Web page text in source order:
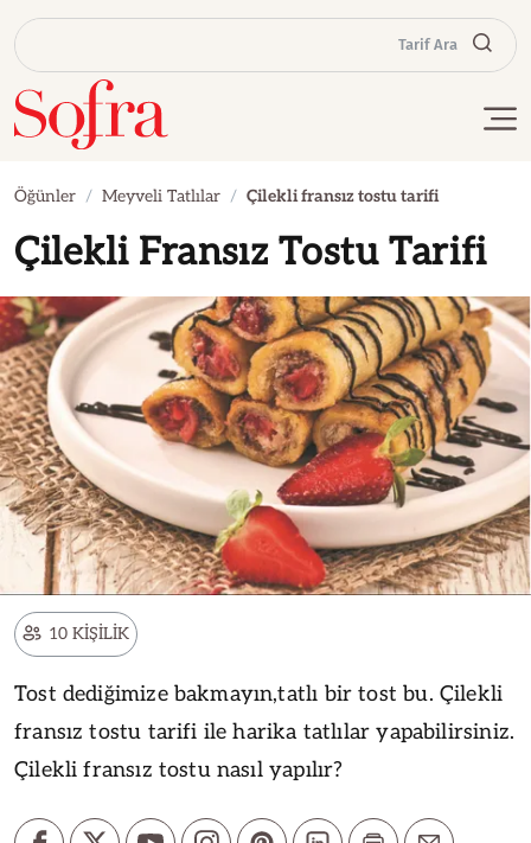
Tarif Ara
Öğünler Meyveli Tatlılar Çilekli fransız tostu tarifi
Çilekli Fransız Tostu Tarifi
10 KİŞİLİK
Tost dediğimize bakmayın,tatlı bir tost bu. Çilekli
fransız tostu tarifi ile harika tatlılar yapabilirsiniz.
Çilekli fransız tostu nasıl yapılır?